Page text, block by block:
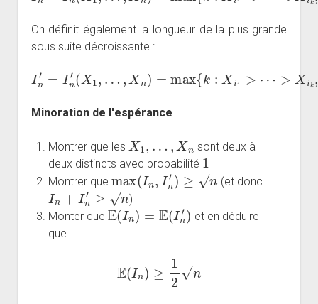
On définit également la longueur de la plus grande
sous suite décroissante :
In ′(X1,… max ⋯ Xik ≤ ⋯
< ik
Minoration de l'espérance
Montrer que les
X1
sont deux à
deux distincts avec probabilité
1
Montrer que
max(In, In′)≥n
(et donc
In+In ′≥n
)
Monter que
E(In) = n′)
et en déduire
que
12